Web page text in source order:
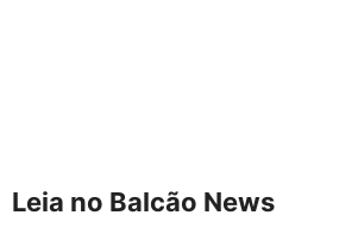
Leia no Balcão News